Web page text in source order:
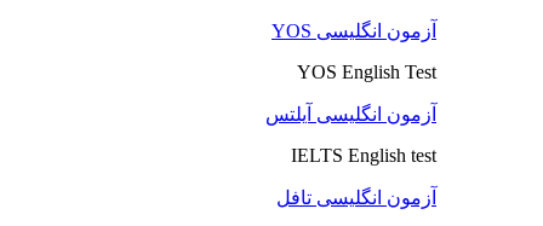
آزمون انگلیسی YOS
YOS English Test
آزمون انگلیسی آیلتس
IELTS English test
آزمون انگلیسی تافل